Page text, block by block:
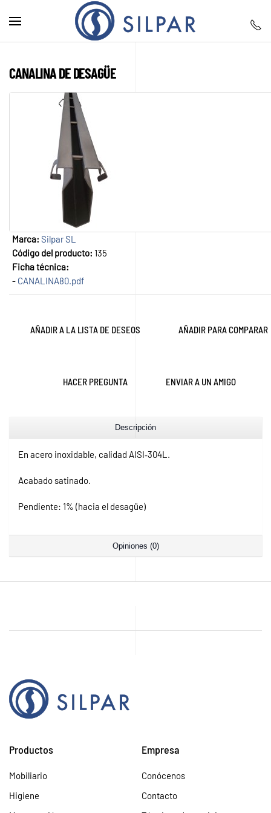
Skip to main content
CANALINA DE DESAGÜE
Marca: Silpar SL
Código del producto: 135
Ficha técnica:
- CANALINA80.pdf
AÑADIR A LA LISTA DE DESEOS AÑADIR PARA COMPARAR
HACER PREGUNTA ENVIAR A UN AMIGO
Descripción
En acero inoxidable, calidad AISI‐304L.
Acabado satinado.
Pendiente: 1% (hacia el desagüe)
Opiniones (0)
Productos
Mobiliario
Higiene
Empresa
Conócenos
Contacto